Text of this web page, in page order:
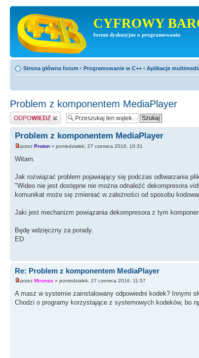
CYFROWY
forum dyskusyjne o programowaniu
Strona główna forum ‹ Programowanie w C++ ‹ Aplikacje
Problem z komponentem MediaPlayer
Odpowiedz
Problem z komponentem MediaPlayer
przez Proton » poniedziałek, 27 czerwca 2016, 10:31
Witam.
Jak rozwiązać problem pojawiający się podczas odtwarzania
"Wideo nie jest dostępne nie można odnaleźć dekompresora
komunikat może się zmieniać w zależności od sposobu
Jaki jest mechanizm powiązania dekompresora z tym
Będę wdzięczny za porady.
ED
Re: Problem z komponentem MediaPlayer
przez Mironas » poniedziałek, 27 czerwca 2016, 11:57
A masz w systemie zainstalowany odpowiedni kodek? Innymi
Chodzi o programy korzystające z systemowych kodeków, bo